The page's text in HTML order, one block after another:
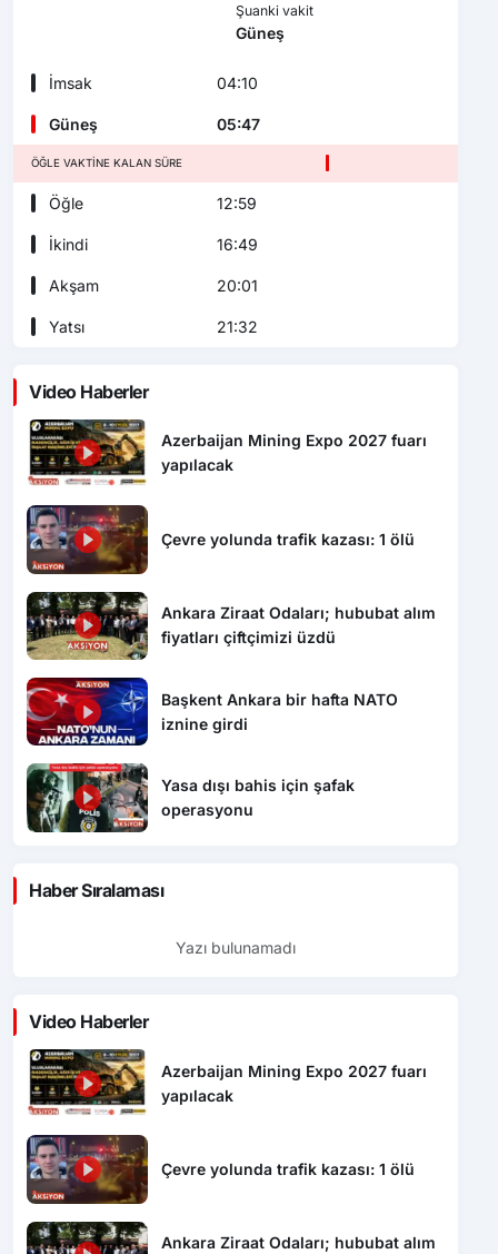
Şuanki vakit
Güneş
İmsak 04:10
Güneş 05:47
ÖĞLE VAKTINE KALAN SÜRE
Öğle 12:59
İkindi 16:49
Akşam 20:01
Yatsı 21:32
Video Haberler
Azerbaijan Mining Expo 2027 fuarı
yapılacak
Çevre yolunda trafik kazası: 1 ölü
Ankara Ziraat Odaları; hububat alım
fiyatları çiftçimizi üzdü
Başkent Ankara bir hafta NATO
iznine girdi
Yasa dışı bahis için şafak
operasyonu
Haber Sıralaması
Yazı bulunamadı
Video Haberler
Azerbaijan Mining Expo 2027 fuarı
yapılacak
Çevre yolunda trafik kazası: 1 ölü
Ankara Ziraat Odaları; hububat alım